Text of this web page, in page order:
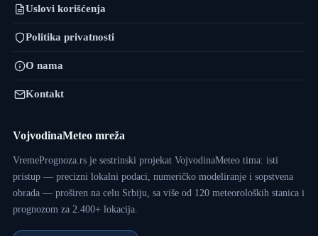
Uslovi korišćenja
Politika privatnosti
O nama
Kontakt
VojvodinaMeteo mreža
VremePrognoza.rs je sestrinski projekat VojvodinaMeteo tima: isti
pristup — precizni lokalni podaci, numeričko modeliranje i sopstvena
obrada — proširen na celu Srbiju, sa više od 120 meteoroloških stanica i
prognozom za 2.400+ lokacija.